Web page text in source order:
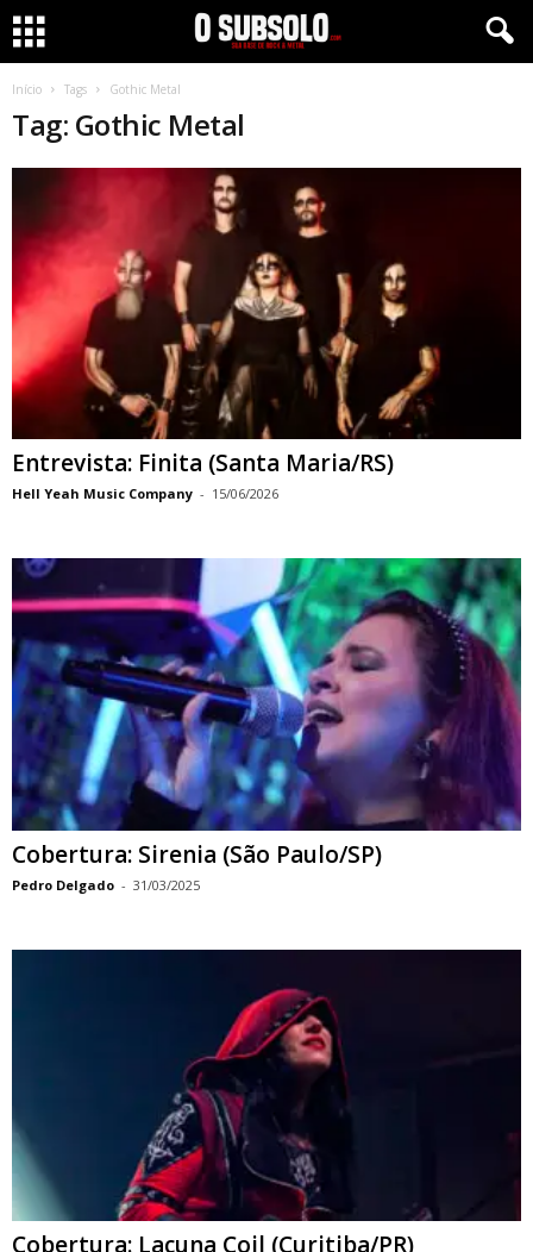
Início Tags Gothic Metal
Tag: Gothic Metal
Entrevista: Finita (Santa Maria/RS)
Hell Yeah Music Company - 15/06/2026
Cobertura: Sirenia (São Paulo/SP)
Pedro Delgado - 31/03/2025
Cobertura: Lacuna Coil (Curitiba/PR)